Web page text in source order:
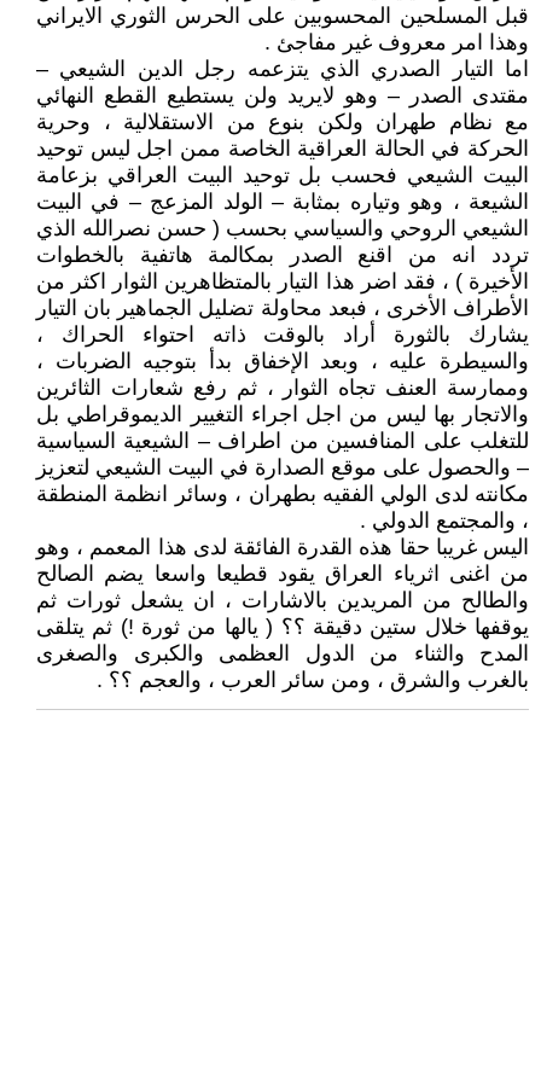
قبل المسلحين المحسوبين على الحرس الثوري الايراني
وهذا امر معروف غير مفاجئ .
اما التيار الصدري الذي يتزعمه رجل الدين الشيعي –
مقتدى الصدر – وهو لايريد ولن يستطيع القطع النهائي
مع نظام طهران ولكن بنوع من الاستقلالية ، وحرية
الحركة في الحالة العراقية الخاصة ممن اجل ليس توحيد
البيت الشيعي فحسب بل توحيد البيت العراقي بزعامة
الشيعة ، وهو وتياره بمثابة – الولد المزعج – في البيت
الشيعي الروحي والسياسي بحسب ( حسن نصرالله الذي
تردد انه من اقنع الصدر بمكالمة هاتفية بالخطوات
الأخيرة ) ، فقد اضر هذا التيار بالمتظاهرين الثوار اكثر من
الأطراف الأخرى ، فبعد محاولة تضليل الجماهير بان التيار
يشارك بالثورة أراد بالوقت ذاته احتواء الحراك ،
والسيطرة عليه ، وبعد الإخفاق بدأ بتوجيه الضربات ،
وممارسة العنف تجاه الثوار ، ثم رفع شعارات الثائرين
والاتجار بها ليس من اجل اجراء التغيير الديموقراطي بل
للتغلب على المنافسين من اطراف – الشيعية السياسية
– والحصول على موقع الصدارة في البيت الشيعي لتعزيز
مكانته لدى الولي الفقيه بطهران ، وسائر انظمة المنطقة
، والمجتمع الدولي .
اليس غريبا حقا هذه القدرة الفائقة لدى هذا المعمم ، وهو
من اغنى اثرياء العراق يقود قطيعا واسعا يضم الصالح
والطالح من المريدين بالاشارات ، ان يشعل ثورات ثم
يوقفها خلال ستين دقيقة ؟؟ ( يالها من ثورة !) ثم يتلقى
المدح والثناء من الدول العظمى والكبرى والصغرى
بالغرب والشرق ، ومن سائر العرب ، والعجم ؟؟ .